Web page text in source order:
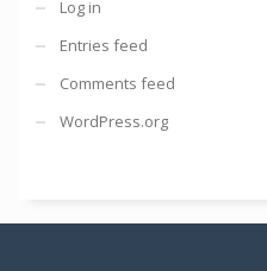
Log in
Entries feed
Comments feed
WordPress.org